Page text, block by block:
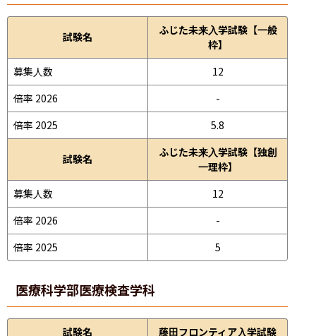
試験名
ふじた未来入学試験【一般
枠】
募集人数
12
倍率 2026
-
倍率 2025
5.8
試験名
ふじた未来入学試験【独創
一理枠】
募集人数
12
倍率 2026
-
倍率 2025
5
医療科学部医療検査学科
試験名
藤田フロンティア入学試験